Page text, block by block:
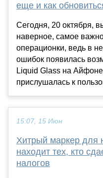
еще и как
Сегодня, 20 октября,
наверное, самое
операционки, ведь в
ошибок появилась
Liquid Glass на
прислушалась к
15:07, 15 Июн
Хитрый маркер для
находит тех, кто
налогов